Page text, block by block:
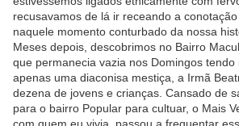
recusavamos de lá ir receando a
naquele momento conturbado da nossa
Meses depois, descobrimos no Bairro
que permanecia vazia nos Domingos tendo
apenas uma diaconisa mestiça, a Irmã
dezena de jovens e crianças. Cansado de
para o bairro Popular para cultuar, o Mais